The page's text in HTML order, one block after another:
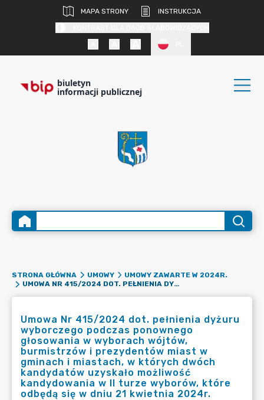
MAPA STRONY
INSTRUKCJA
biuletyn
informacji publicznej
STRONA GŁÓWNA UMOWY
UMOWY ZAWARTE W 2024R.
UMOWA NR 415/2024 DOT. PEŁNIENIA DYŻURU WYBORCZEGO PODCZAS PONOWNEGO GŁOSOWANIA W WYBORACH WÓJTÓW, BURMISTRZÓW I PREZYDENTÓW MIAST W GMINACH I MIASTACH, W KTÓRYCH DWÓCH KANDYDATÓW UZYSKAŁO MOŻLIWOŚĆ KANDYDOWANIA W II TURZE WYBORÓW, KTÓRE ODBĘDĄ SIĘ W DNIU 21 KWIETNIA 2024R.
Umowa Nr 415/2024 dot. pełnienia dyżuru
wyborczego podczas ponownego
głosowania w wyborach wójtów,
burmistrzów i prezydentów miast w
gminach i miastach, w których dwóch
kandydatów uzyskało możliwość
kandydowania w II turze wyborów, które
odbędą się w dniu 21 kwietnia 2024r.